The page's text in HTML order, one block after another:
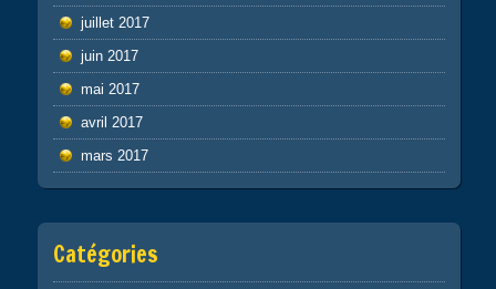
juillet 2017
juin 2017
mai 2017
avril 2017
mars 2017
Catégories